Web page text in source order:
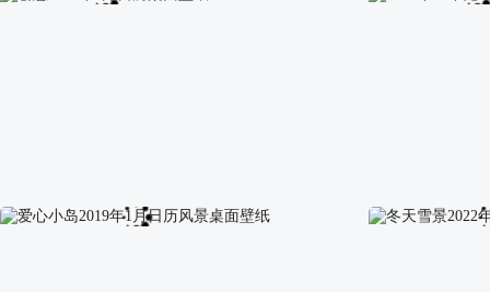
创意2018年2月日历桌面壁纸 2011年全年兔